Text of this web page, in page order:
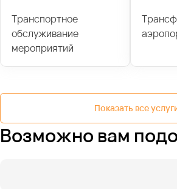
Транспортное
обслуживание
мероприятий
Показать все
Возможно вам